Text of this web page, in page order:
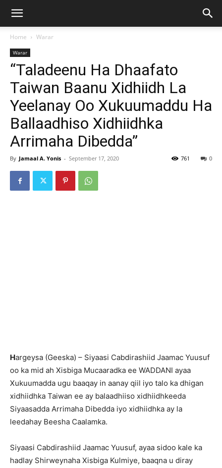
Home Warar
Warar
“Taladeenu Ha Dhaafato
Taiwan Baanu Xidhiidh La
Yeelanay Oo Xukuumaddu Ha
Ballaadhiso Xidhiidhka
Arrimaha Dibedda”
By Jamaal A. Yonis - September 17, 2020 0
761
Hargeysa (Geeska) – Siyaasi Cabdirashiid Jaamac Yuusuf
oo ka mid ah Xisbiga Mucaaradka ee WADDANI ayaa
Xukuumadda ugu baaqay in aanay qiil iyo talo ka dhigan
xidhiidhka Taiwan ee ay balaadhiiso xidhiidhkeeda
Siyaasadda Arrimaha Dibedda iyo xidhiidhka ay la
leedahay Beesha Caalamka.
Siyaasi Cabdirashiid Jaamac Yuusuf, ayaa sidoo kale ka
hadlay Shirweynaha Xisbiga Kulmiye, baaqna u diray